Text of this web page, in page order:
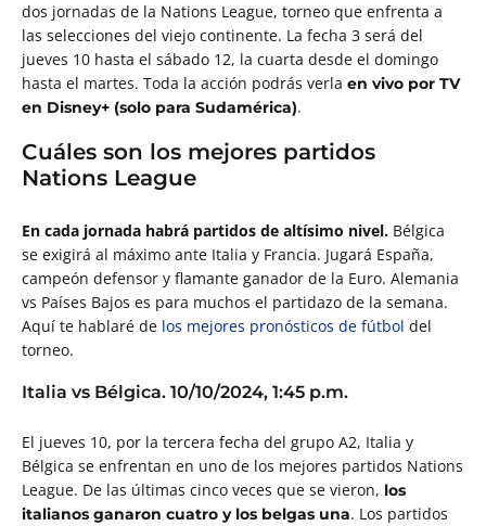
dos jornadas de la Nations League, torneo que enfrenta a
las selecciones del viejo continente. La fecha 3 será del
jueves 10 hasta el sábado 12, la cuarta desde el domingo
hasta el martes. Toda la acción podrás verla en vivo por TV
en Disney+ (solo para Sudamérica).
Cuáles son los mejores partidos
Nations League
En cada jornada habrá partidos de altísimo nivel. Bélgica
se exigirá al máximo ante Italia y Francia. Jugará España,
campeón defensor y flamante ganador de la Euro. Alemania
vs Países Bajos es para muchos el partidazo de la semana.
Aquí te hablaré de los mejores pronósticos de fútbol del
torneo.
Italia vs Bélgica. 10/10/2024, 1:45 p.m.
El jueves 10, por la tercera fecha del grupo A2, Italia y
Bélgica se enfrentan en uno de los mejores partidos Nations
League. De las últimas cinco veces que se vieron, los
italianos ganaron cuatro y los belgas una. Los partidos